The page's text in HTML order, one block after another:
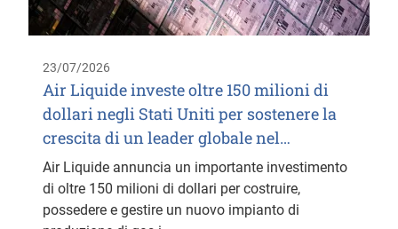
23/07/2026
Air Liquide investe oltre 150 milioni di
dollari negli Stati Uniti per sostenere la
crescita di un leader globale nel…
Air Liquide annuncia un importante investimento
di oltre 150 milioni di dollari per costruire,
possedere e gestire un nuovo impianto di